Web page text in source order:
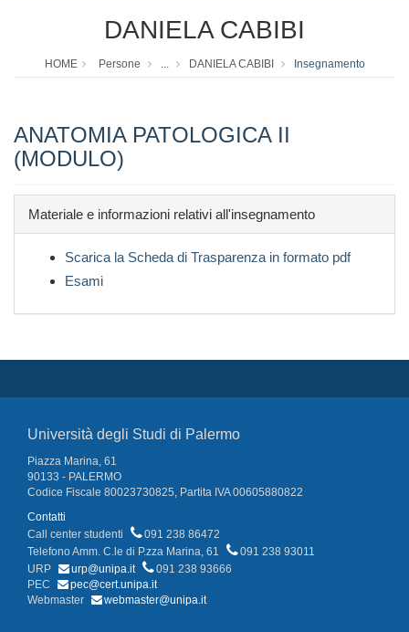
DANIELA CABIBI
HOME Persone ... DANIELA CABIBI Insegnamento
ANATOMIA PATOLOGICA II
(MODULO)
Materiale e informazioni relativi all'insegnamento
Scarica la Scheda di Trasparenza in formato pdf
Esami
Università degli Studi di Palermo
Piazza Marina, 61
90133 - PALERMO
Codice Fiscale 80023730825, Partita IVA 00605880822
Contatti
Call center studenti
091 238 86472
Telefono Amm. C.le di P.zza Marina, 61
091 238 93011
URP
urp@unipa.it
091 238 93666
PEC
pec@cert.unipa.it
Webmaster
webmaster@unipa.it